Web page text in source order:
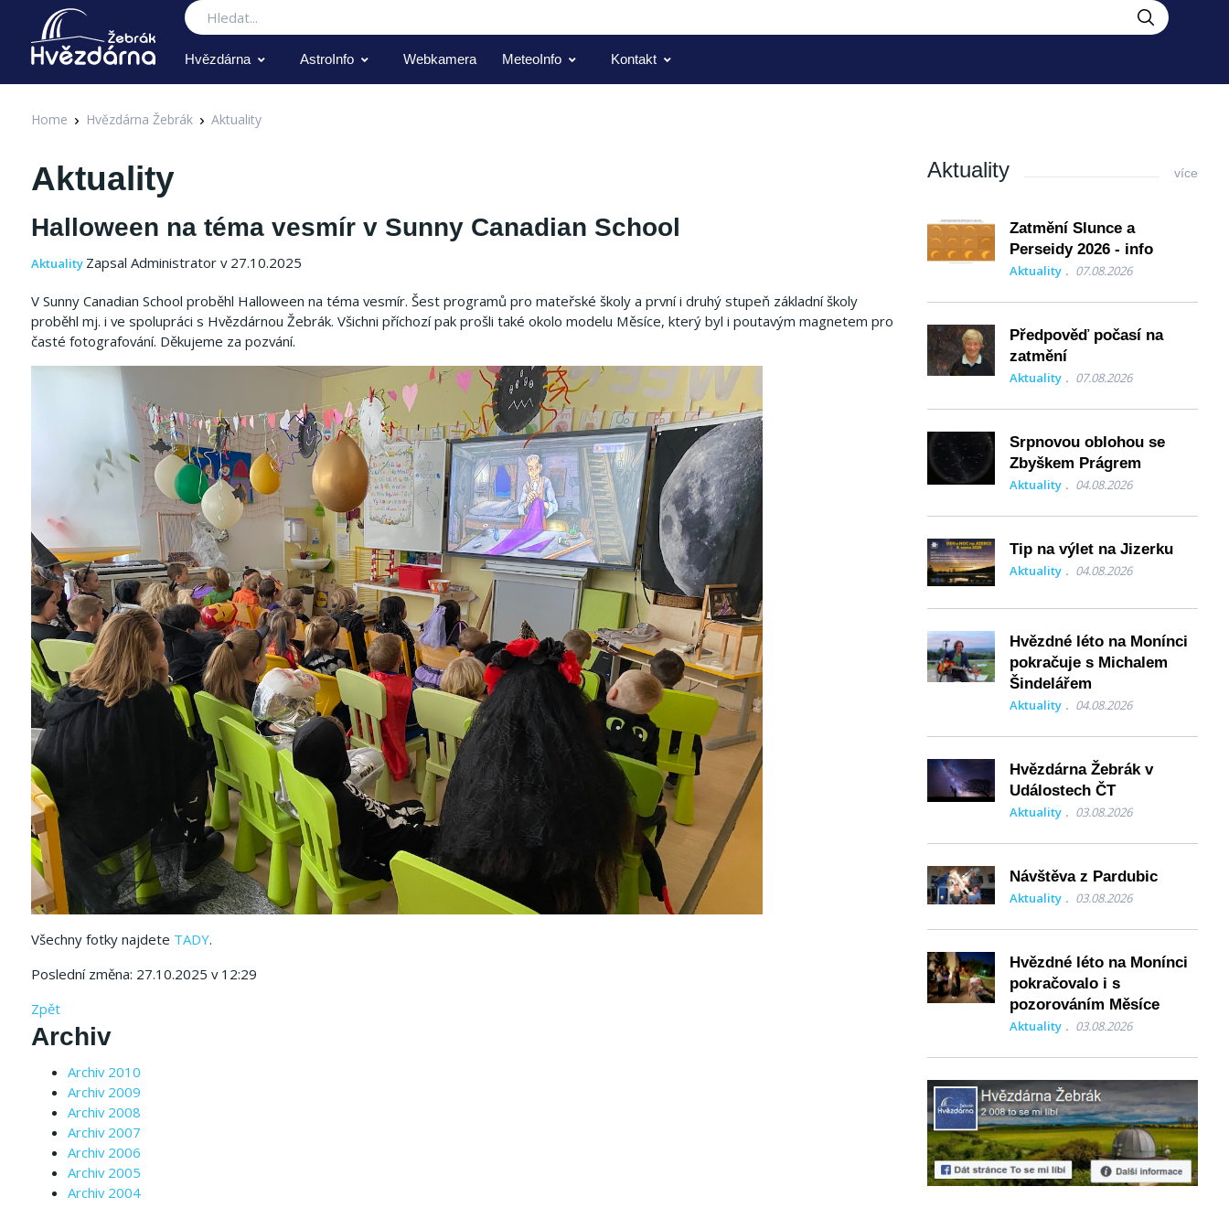
Hledat
Hvězdárna AstroInfo Webkamera MeteoInfo Kontakt
Home Hvězdárna Žebrák Aktuality
Aktuality
Halloween na téma vesmír v Sunny Canadian School
Aktuality Zapsal Administrator v 27.10.2025
V Sunny Canadian School proběhl Halloween na téma vesmír. Šest programů pro mateřské školy a první i druhý stupeň základní školy
proběhl mj. i ve spolupráci s Hvězdárnou Žebrák. Všichni příchozí pak prošli také okolo modelu Měsíce, který byl i poutavým magnetem pro
časté fotografování. Děkujeme za pozvání.
Všechny fotky najdete TADY.
Poslední změna: 27.10.2025 v 12:29
Zpět
Archiv
Archiv 2010
Archiv 2009
Archiv 2008
Archiv 2007
Archiv 2006
Archiv 2005
Archiv 2004
Aktuality více
Zatmění Slunce a
Perseidy 2026 - info
Aktuality 07.08.2026
Předpověď počasí na
zatmění
Aktuality 07.08.2026
Srpnovou oblohou se
Zbyškem Prágrem
Aktuality 04.08.2026
Tip na výlet na Jizerku
Aktuality 04.08.2026
Hvězdné léto na Monínci
pokračuje s Michalem
Šindelářem
Aktuality 04.08.2026
Hvězdárna Žebrák v
Událostech ČT
Aktuality 03.08.2026
Návštěva z Pardubic
Aktuality 03.08.2026
Hvězdné léto na Monínci
pokračovalo i s
pozorováním Měsíce
Aktuality 03.08.2026